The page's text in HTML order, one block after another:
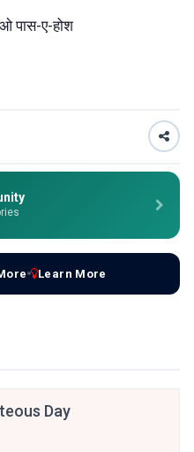
ओपास-ए-होश
Learn More
Day